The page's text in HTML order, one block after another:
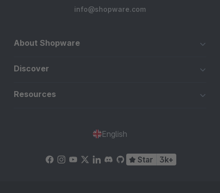
info@shopware.com
About Shopware
Discover
Resources
English
Star 3k+